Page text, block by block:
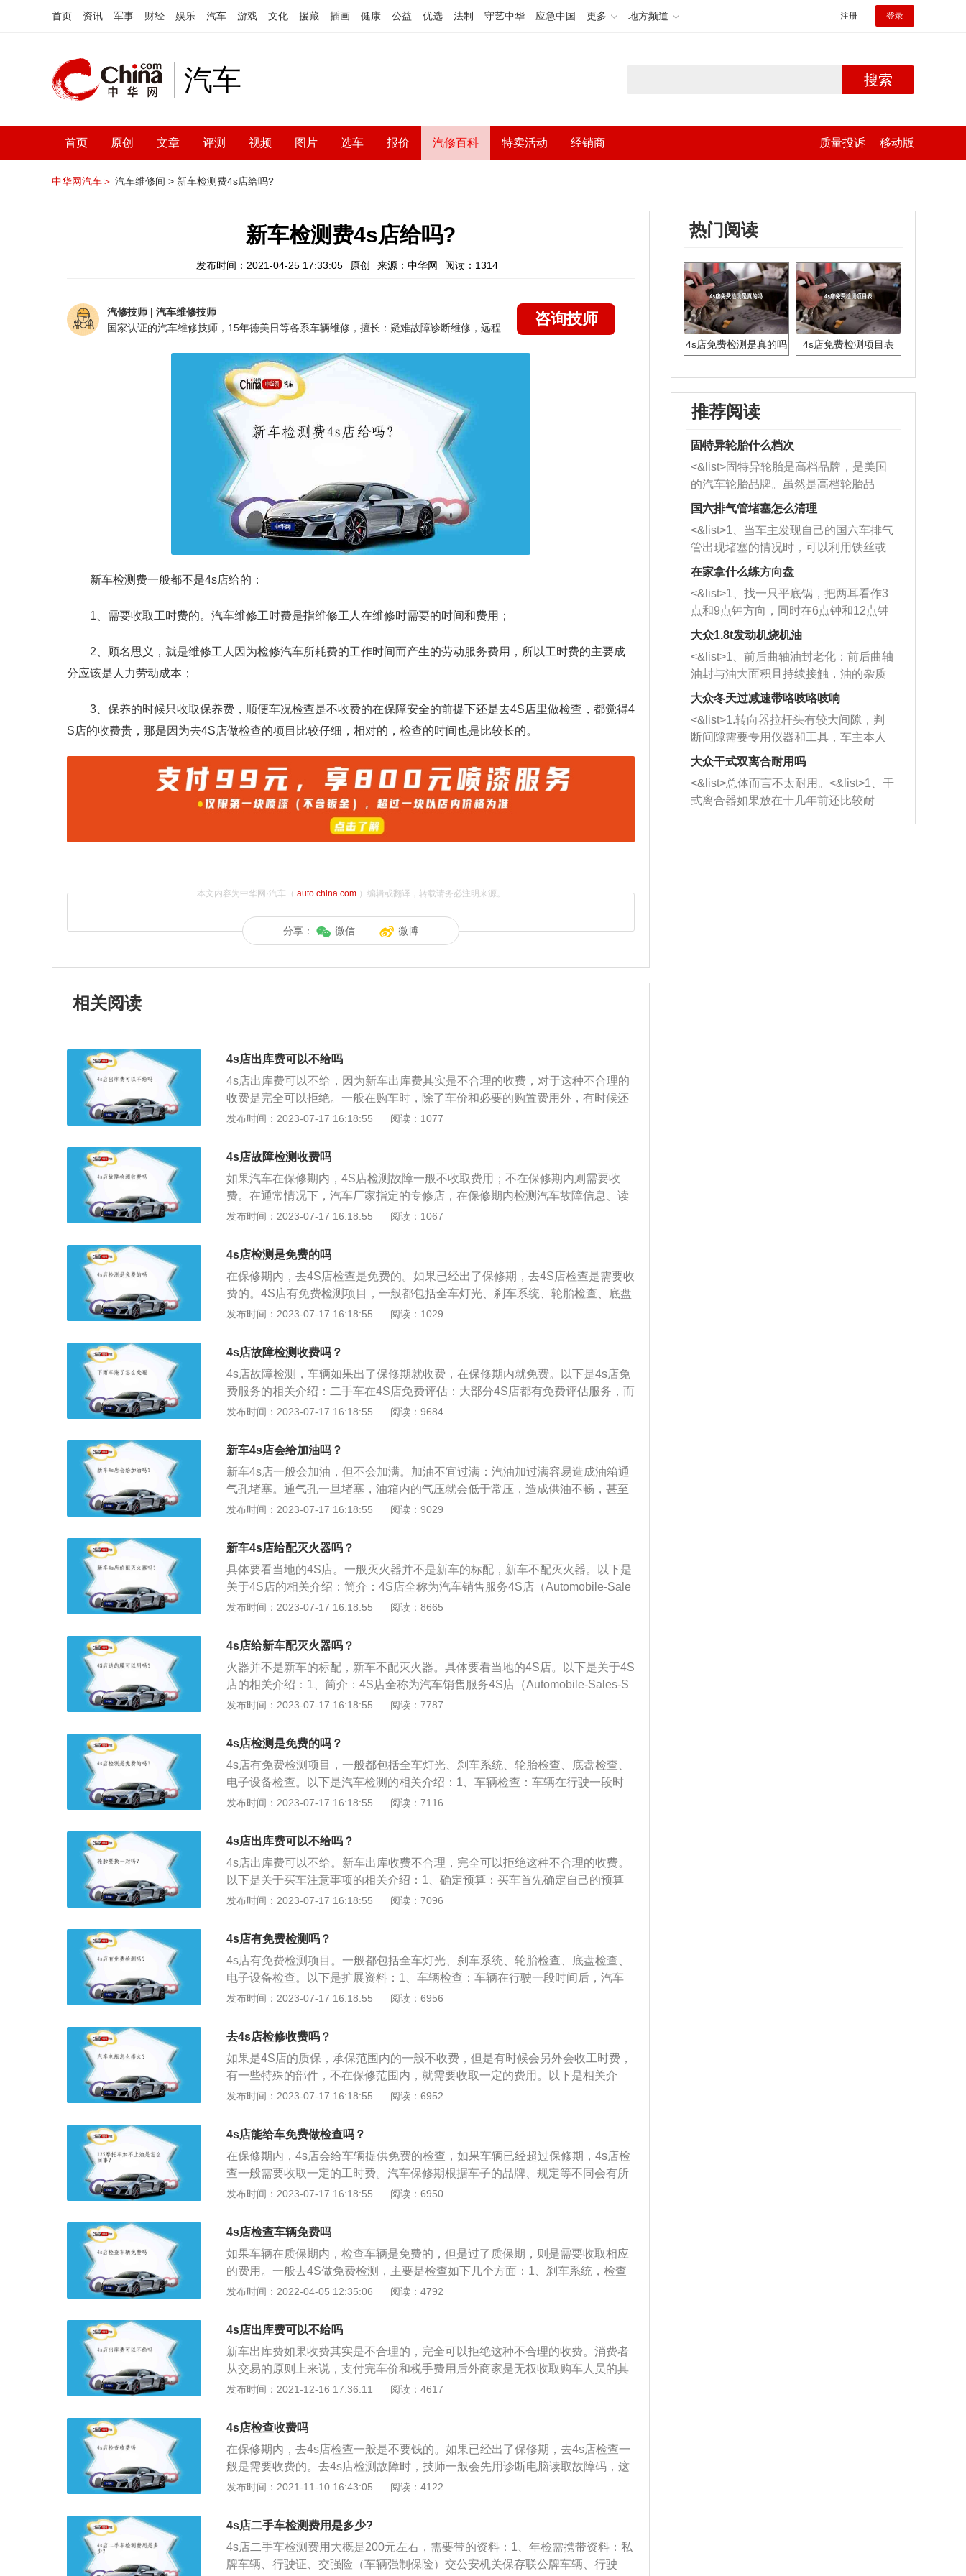
首页 资讯 军事 财经 娱乐 汽车 游戏 文化 援藏 插画 健康 公益 优选 法制 守艺中华 应急中国 更多 地方频道 注册 登录
汽车 搜索
首页 原创 文章 评测 视频 图片 选车 报价 汽修百科 特卖活动 经销商 质量投诉 移动版
中华网汽车＞ 汽车维修间 > 新车检测费4s店给吗?
新车检测费4s店给吗?
发布时间：2021-04-25 17:33:05 原创 来源：中华网 阅读：1314
汽修技师 | 汽车维修技师
咨询技师
新车检测费一般都不是4s店给的：
1、需要收取工时费的。汽车维修工时费是指维修工人在维修时需要的时间和费用；
2、顾名思义，就是维修工人因为检修汽车所耗费的工作时间而产生的劳动服务费用，所以工时费的主要成
分应该是人力劳动成本；
3、保养的时候只收取保养费，顺便车况检查是不收费的在保障安全的前提下还是去4S店里做检查，都觉得4
S店的收费贵，那是因为去4S店做检查的项目比较仔细，相对的，检查的时间也是比较长的。
本文内容为中华网·汽车（ auto.china.com）编辑或翻译，转载请务必注明来源。
分享： 微信 微博
相关阅读
4s店出库费可以不给吗
4s店出库费可以不给，因为新车出库费其实是不合理的收费，对于这种不合理的
收费是完全可以拒绝。一般在购车时，除了车价和必要的购置费用外，有时候还
会有其他项目费用，比如说出库费、检测费以及代理费、服务费等，但是大部分
后费用外，商家是无权再向销售者收取其他费用。对于新车出库费，如果事先不
告知消费者，这就涉嫌侵犯了消费者的知情权。如果事前告知消费者要收取这个
费用，那就涉嫌是霸王条款。这种收费无论有没有告知的情况下都是不合理的。
在购车时如果碰到这种惯例收费，可以去其他地方看看，如果当地普遍收取这些
费用，无可奈何，可以据此要求更大的优惠力，并且要负责人给出明细资料，这
发布时间：2023-07-17 16:18:55 阅读：1077
4s店故障检测收费吗
如果汽车在保修期内，4S店检测故障一般不收取费用；不在保修期内则需要收
费。在通常情况下，汽车厂家指定的专修店，在保修期内检测汽车故障信息、读
取故障码或清除故障码，都是免费的。在保修期过后，检测汽车故障信息，会收
万公里，有的是3年或6万公里，有的是3年或10万公里等等，以先到者为依据。
汽车故障码就是在汽车出现故障后，经汽车电脑ECU分析反映出的故障码。汽车
故障码查询软件，可查询标准OBD及非标准OBD的系统故障码。包括P\\B\\C\\U4
个系统的全部故障码。
发布时间：2023-07-17 16:18:55 阅读：1067
4s店检测是免费的吗
在保修期内，去4S店检查是免费的。如果已经出了保修期，去4S店检查是需要收
费的。4S店有免费检测项目，一般都包括全车灯光、刹车系统、轮胎检查、底盘
检查、电子设备检查。去4S店检测故障时，技师一般会先用诊断电脑读取故障
就会生成故障码，技师用诊断电脑就能读取故障码，这样可以帮助技师快速找到
故障原因和故障部位。如果用电脑读不出来故障码，那4S店内的技师会根据车主
描述的故障现象来判断可能出现故障的部位，然后技师会试车，最后会排查故
障。在平时用车时，如果自己的车子出现了故障不要拖着不修，因为这样可能会
引发更加严重的故障。所以，车子出现故障后，要及时去维修。
发布时间：2023-07-17 16:18:55 阅读：1029
4s店故障检测收费吗？
4s店故障检测，车辆如果出了保修期就收费，在保修期内就免费。以下是4s店免
费服务的相关介绍：二手车在4S店免费评估：大部分4S店都有免费评估服务，而
且在4S店换车，还有置换补贴，想换车的车主这样购车更加划算，或者可以在评
车只要在道路上行驶，总会出现一些小问题，例如汽车发动机底盘塑料板松动，
发布时间：2023-07-17 16:18:55 阅读：9684
新车4s店会给加油吗？
新车4s店一般会加油，但不会加满。加油不宜过满：汽油加过满容易造成油箱通
气孔堵塞。通气孔一旦堵塞，油箱内的气压就会低于常压，造成供油不畅，甚至
供不上油。汽油加太满也会增加汽车自身的重量，从而增加油耗。汽油也会变
意油表指示，当指针显示剩下四分之一油量时，就应该去加油。如果油箱空太
久，内外温差大，油箱内部容易产生水分，从而就会腐蚀油箱，影响油质，增加
发动机的负担。
发布时间：2023-07-17 16:18:55 阅读：9029
新车4s店给配灭火器吗？
具体要看当地的4S店。一般灭火器并不是新车的标配，新车不配灭火器。以下是
关于4S店的相关介绍：简介：4S店全称为汽车销售服务4S店（Automobile-Sale
s-Servicshop-4S），是一种集整车销售（Sale）、零配件（Sparepart）、售后
的出现，恰好能满足用户的各种需求，它可以提供装备精良、整洁干净的维修
区，现代化的设备和服务管理，高度职业化的气氛，保养良好的服务设施，充足
的零配件供应，迅速及时地跟踪服务体系。通过4S店的服务，可以使用户对品牌
产生信赖感，从而扩大销售量。
发布时间：2023-07-17 16:18:55 阅读：8665
4s店给新车配灭火器吗？
火器并不是新车的标配，新车不配灭火器。具体要看当地的4S店。以下是关于4S
店的相关介绍：1、简介：4S店全称为汽车销售服务4S店（Automobile-Sales-S
ervicshop-4S），是一种集整车销售（Sale）、零配件（Sparepart）、售后服务
出现，恰好能满足用户的各种需求，它可以提供装备精良、整洁干净的维修区，
现代化的设备和服务管理，高度职业化的气氛，保养良好的服务设施，充足的零
配件供应，迅速及时地跟踪服务体系。通过4S店的服务，可以使用户对品牌产生
信赖感，从而扩大销售量。
发布时间：2023-07-17 16:18:55 阅读：7787
4s店检测是免费的吗？
4s店有免费检测项目，一般都包括全车灯光、刹车系统、轮胎检查、底盘检查、
电子设备检查。以下是汽车检测的相关介绍：1、车辆检查：车辆在行驶一段时
间后，汽车各部位零部件经过行驶磨合后，需要对发动机、底盘、电器、全车油
经过专业培训的技师、专车配套的电脑检测仪以及专业的工具、油液分析仪等，
车辆经常处于良好的技术状况，符合机动车安全运行技术标准，除应对车辆进行
定期的检修保养外，还应结合进行预防性的日常检查维护。
发布时间：2023-07-17 16:18:55 阅读：7116
4s店出库费可以不给吗？
4s店出库费可以不给。新车出库收费不合理，完全可以拒绝这种不合理的收费。
以下是关于买车注意事项的相关介绍：1、确定预算：买车首先确定自己的预算
范围，合理估计自己的经济能力，不能盲目选择高价位，超出了自己的经济承受
为你的负担。如果不是急于购车，那就最好选择车辆价格较低，而且市场价格较
缝隙和漆面。车门缝隙和前后保险杠缝隙，打开车门观察内外油漆是否无色差
等。车内可以查看里程表公里读数，座位保护包装及车头塑料纸是否完整，车内
乘驾位及仪表等是否有污秽物等。要注意看出厂日期和提货日期是否相距太长时
的运行状态，如是否有异响，车辆故障灯是否有亮等。
发布时间：2023-07-17 16:18:55 阅读：7096
4s店有免费检测吗？
4s店有免费检测项目。一般都包括全车灯光、刹车系统、轮胎检查、底盘检查、
电子设备检查。以下是扩展资料：1、车辆检查：车辆在行驶一段时间后，汽车
各部位零部件经过行驶磨合后，需要对发动机、底盘、电器、全车油液等方位进
训的技师、专车配套的电脑检测仪以及专业的工具、油液分析仪等，更加专业的
进行检测。2、日常检查维护：为保障车辆安全、可靠地运行，要使车辆经常处
于良好的技术状况，符合机动车安全运行技术标准，除应对车辆进行定期的检修
保养外，还应结合进行预防性的日常检查维护。
发布时间：2023-07-17 16:18:55 阅读：6956
去4s店检修收费吗？
如果是4S店的质保，承保范围内的一般不收费，但是有时候会另外会收工时费，
有一些特殊的部件，不在保修范围内，就需要收取一定的费用。以下是相关介
绍：1、工时费：需要收取工时费。汽车维修工时费是指维修工人在维修时需要
的劳动服务费用，所以工时费的主要成分应该是人力劳动成本。2、保养费：保
养的时候只收取保养费，顺便车况检查是不收费的在保障安全的前提下还是去4S
店里做检查，都觉得4S店的收费贵，那是因为去4S店做检查的项目比较仔细，相
对的，检查的时间也比较长。
发布时间：2023-07-17 16:18:55 阅读：6952
4s店能给车免费做检查吗？
在保修期内，4s店会给车辆提供免费的检查，如果车辆已经超过保修期，4s店检
查一般需要收取一定的工时费。汽车保修期根据车子的品牌、规定等不同会有所
区别，查看购车合同就能看到具体的保修期。以下是4s店提供的具体检查项目：
4、机油、助力油、刹车油、防冻液检查；5、车内电子设备检查；6、车辆故障
码检查；7、刹车系统检查；8、悬架系统检查；9、蓄电池检查；10、随车工具
等检查。
发布时间：2023-07-17 16:18:55 阅读：6950
4s店检查车辆免费吗
如果车辆在质保期内，检查车辆是免费的，但是过了质保期，则是需要收取相应
的费用。一般去4S做免费检测，主要是检查如下几个方面：1、刹车系统，检查
刹车片和刹车盘是否有问题；2、轮胎检查，检查胎压、轮胎磨损程度和老化程
看有磕碰变形，螺丝松动情况；5、电子设备检查，进行数据检查，看有无异
查事关重要。
发布时间：2022-04-05 12:35:06 阅读：4792
4s店出库费可以不给吗
新车出库费如果收费其实是不合理的，完全可以拒绝这种不合理的收费。消费者
从交易的原则上来说，支付完车价和税手费用后外商家是无权收取购车人员的其
他费用的。一般在购车时，除了车价和必要的购置费用外，有时候还会有其他项
购车的成本。然而很多车主对于新车出库费是难以理解的，这笔费用在很多人看
来与消费者无关，可以这么避免：如果事先不告知消费者新车出库费，这就消费
者的知情权被侵犯了；假如事先通知消费者要收取这个费用，那就属于霸王条
款。总而言之，这种收费无论有没有告知的情况下都是不合理的。在购车时如果
碰到这种“惯例收费”，可以结合把这部分的费用与车价优惠，从而争取优惠力度
很多麻烦。
发布时间：2021-12-16 17:36:11 阅读：4617
4s店检查收费吗
在保修期内，去4s店检查一般是不要钱的。如果已经出了保修期，去4s店检查一
般是需要收费的。去4s店检测故障时，技师一般会先用诊断电脑读取故障码，这
样能够快速找到故障部位和故障原因。汽车上的电子系统是非常先进的，如果汽
障码，这样可以帮助技师快速找到故障原因和故障部位。在平时进行保养时，也
可以让技师读取一下故障码，这样车子上有什么故障自己就能及时知道了。如果
用电脑读不出来故障码，那4s店内的技师会根据车主描述的故障现象来判断可能
出现故障的部位，然后技师会试车，最后会排查故障。在平时用车时，如果自己
发布时间：2021-11-10 16:43:05 阅读：4122
4s店二手车检测费用是多少?
4s店二手车检测费用大概是200元左右，需要带的资料：1、年检需携带资料：私
牌车辆、行驶证、交强险（车辆强制保险）交公安机关保存联公牌车辆、行驶
热门阅读
4s店免费检测是真的吗 4s店免费检测项目表
推荐阅读
固特异轮胎什么档次
<&list>固特异轮胎是高档品牌，是美国
的汽车轮胎品牌。虽然是高档轮胎品
牌，但是中高低端的轮胎都有生产，这
也是为了更好的开拓市场。
国六排气管堵塞怎么清理
<&list>1、当车主发现自己的国六车排气
管出现堵塞的情况时，可以利用铁丝或
者是细棍，直接将杂物给取出来，如果
堵塞情况比较严重，也可以采取应急措
施。 <&list>2、直接利用木棍将所有的
杂物推到排气管里面的位置处，然后将
三元催化器拆解开，就可以将堵塞的东
西取出来。但如果是因为积碳过多引起
的堵塞，就需要将三元催化器泡在草酸
洗剂对堵塞的情况得到解决，将清洗剂
放在燃油箱中，与燃油混合后，车辆启
动时，就可以和汽油一起进入到燃烧
室，最后形成废气排出，就可以让三元
催化器得到清洗，排气管堵塞的情况就
能够得到解决。
在家拿什么练方向盘
<&list>1、找一只平底锅，把两耳看作3
点和9点钟方向，同时在6点钟和12点钟
方向做一个标记。 <&list>2、双手握住
一圈半的练习，往右同样也要打相同的
圈数。 <&list>3、最后强调要反复练
习，这样就可以形成肌肉记忆，在真实
驾驶车辆时，不需要记忆也能打好方
向。
大众1.8t发动机烧机油
<&list>1、前后曲轴油封老化：前后曲轴
油封与油大面积且持续接触，油的杂质
和发动机内持续温度变化使其密封效果
逐渐减弱，导致渗油或漏油。<&list>2、
活塞间隙过大：积碳会使活塞环与缸体
的间隙扩大，导致机油流入燃烧室中，
造成烧机油。<&list>3、机油粘度。使用
机油粘度过小的话，同样会有烧机油现
象，机油粘度过小具有很好的流动性，
大众冬天过减速带咯吱咯吱响
<&list>1.转向器拉杆头有较大间隙，判
断间隙需要专用仪器和工具，车主本人
无法制作，需要将车辆送到修理厂或4s
店；<&list>2.车辆半轴套管防尘罩破
裂，破裂后会出现漏油现象，使半轴磨
损严重，磨损的半轴容易损坏，产生异
响；<&list>3.稳定器的转向胶套和球头
大众干式双离合耐用吗
<&list>总体而言不太耐用。<&list>1、干
式离合器如果放在十几年前还比较耐